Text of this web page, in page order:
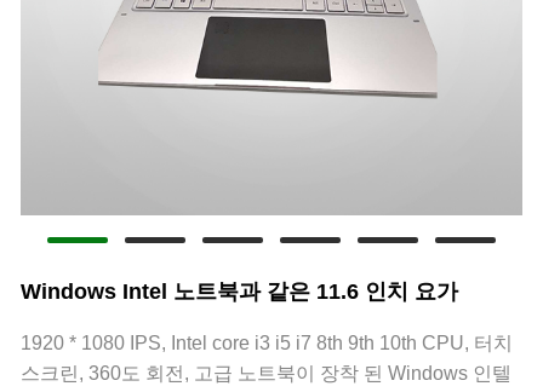
Windows Intel 노트북과 같은 11.6 인치 요가
1920 * 1080 IPS, Intel core i3 i5 i7 8th 9th 10th CPU, 터치
스크린, 360도 회전, 고급 노트북이 장착 된 Windows 인텔